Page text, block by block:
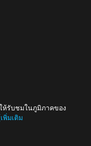
ห้รับชมในภูมิภาคของ
พิ่มเติม